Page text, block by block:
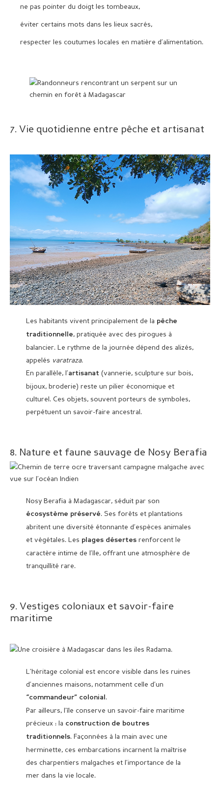
ne pas pointer du doigt les tombeaux,
éviter certains mots dans les lieux sacrés,
respecter les coutumes locales en matière d’alimentation.
7. Vie quotidienne entre pêche et artisanat
Les habitants vivent principalement de la pêche
traditionnelle, pratiquée avec des pirogues à
balancier. Le rythme de la journée dépend des alizés,
appelés varatraza.
En parallèle, l’artisanat (vannerie, sculpture sur bois,
bijoux, broderie) reste un pilier économique et
culturel. Ces objets, souvent porteurs de symboles,
perpétuent un savoir-faire ancestral.
8. Nature et faune sauvage de Nosy Berafia
Nosy Berafia à Madagascar, séduit par son
écosystème préservé. Ses forêts et plantations
abritent une diversité étonnante d’espèces animales
et végétales. Les plages désertesrenforcent le
caractère intime de l’île, offrant une atmosphère de
tranquillité rare.
9. Vestiges coloniaux et savoir-faire
maritime
L’héritage colonial est encore visible dans les ruines
d’anciennes maisons, notamment celle d’un
“commandeur” colonial .
Par ailleurs, l’île conserve un savoir-faire maritime
précieux : la construction de boutres
traditionnels. Façonnées à la main avec une
herminette, ces embarcations incarnent la maîtrise
des charpentiers malgaches et l’importance de la
mer dans la vie locale.